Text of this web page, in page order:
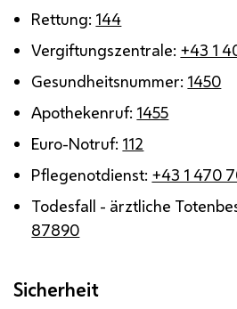
Rettung: 144
Vergiftungszentrale: +43 1
Gesundheitsnummer: 1450
Apothekenruf: 1455
Euro-Notruf: 112
Pflegenotdienst: +43 1 470
Todesfall - ärztliche
87890
Sicherheit